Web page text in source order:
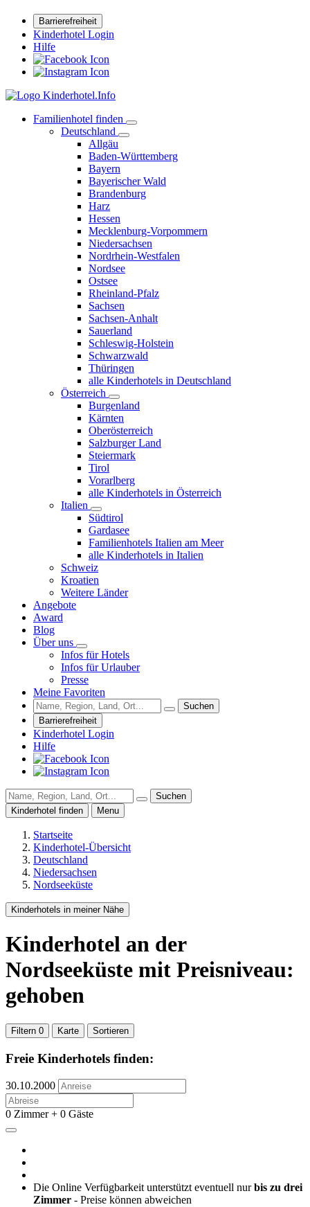
Barrierefreiheit
Kinderhotel Login
Hilfe
Familienhotel finden
Deutschland
Allgäu
Baden-Württemberg
Bayern
Bayerischer Wald
Brandenburg
Harz
Hessen
Mecklenburg-Vorpommern
Niedersachsen
Nordrhein-Westfalen
Nordsee
Ostsee
Rheinland-Pfalz
Sachsen
Sachsen-Anhalt
Sauerland
Schleswig-Holstein
Schwarzwald
Thüringen
alle Kinderhotels in Deutschland
Österreich
Burgenland
Kärnten
Oberösterreich
Salzburger Land
Steiermark
Tirol
Vorarlberg
alle Kinderhotels in Österreich
Italien
Südtirol
Gardasee
Familienhotels Italien am Meer
alle Kinderhotels in Italien
Schweiz
Kroatien
Weitere Länder
Angebote
Award
Blog
Über uns
Infos für Hotels
Infos für Urlauber
Presse
Meine Favoriten
Suchen
Barrierefreiheit
Kinderhotel Login
Hilfe
Suchen
Kinderhotel finden
Menu
Startseite
Kinderhotel-Übersicht
Deutschland
Niedersachsen
Nordseeküste
Kinderhotels in meiner Nähe
Kinderhotel an der
Nordseeküste mit Preisniveau:
gehoben
Filtern 0 Karte Sortieren
Freie Kinderhotels finden:
30.10.2000
0 Zimmer + 0 Gäste
Die Online Verfügbarkeit unterstützt eventuell nurbis zu drei
Zimmer - Preise können abweichen